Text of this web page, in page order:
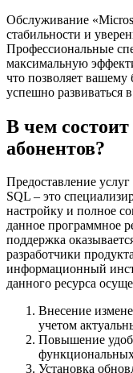
Обслуживание
стабильности и
Профессиональные
максимальную
что позволяет вашему
успешно развиваться
В чем
абонентов?
Предоставление
SQL – это
настройку и полное
данное программное
поддержка
разработчики
информационный
данного ресурса
Внесение
учетом
Повышение
Установка